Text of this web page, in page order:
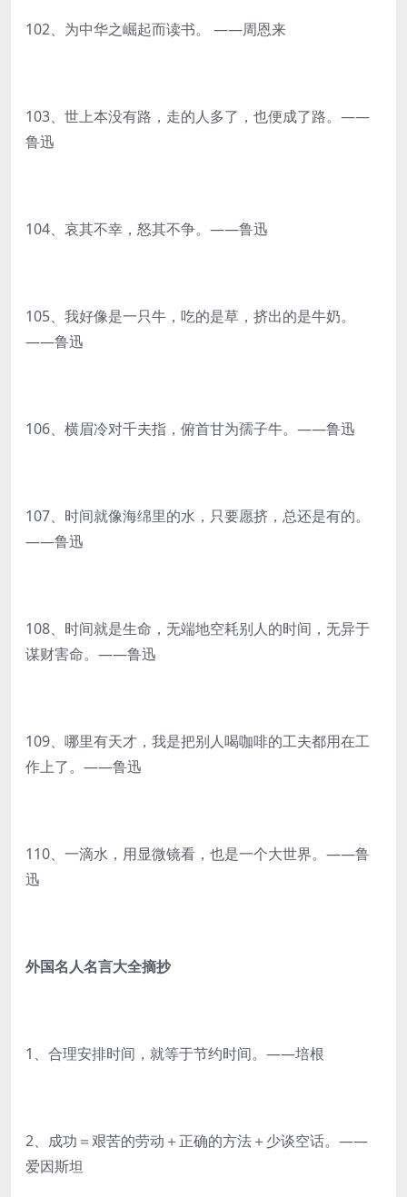
102、为中华之崛起而读书。 ——周恩来
103、世上本没有路，走的人多了，也便成了路。——
鲁迅
104、哀其不幸，怒其不争。——鲁迅
105、我好像是一只牛，吃的是草，挤出的是牛奶。
——鲁迅
106、横眉冷对千夫指，俯首甘为孺子牛。——鲁迅
107、时间就像海绵里的水，只要愿挤，总还是有的。
——鲁迅
108、时间就是生命，无端地空耗别人的时间，无异于
谋财害命。——鲁迅
109、哪里有天才，我是把别人喝咖啡的工夫都用在工
作上了。——鲁迅
110、一滴水，用显微镜看，也是一个大世界。——鲁
迅
外国名人名言大全摘抄
1、合理安排时间，就等于节约时间。——培根
2、成功＝艰苦的劳动＋正确的方法＋少谈空话。——
爱因斯坦